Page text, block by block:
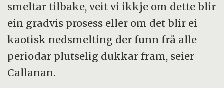
smeltar tilbake, veit vi ikkje om dette blir
ein gradvis prosess eller om det blir ei
kaotisk nedsmelting der funn frå alle
periodar plutselig dukkar fram, seier
Callanan.